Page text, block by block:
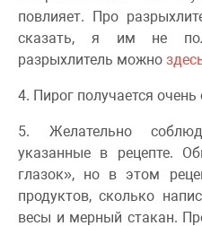
повлияет. Про
сказать, я им не
разрыхлитель можно
4. Пирог получается
5. Желательно
указанные в рецепте.
глазок», но в этом
продуктов, сколько
весы и мерный стакан.